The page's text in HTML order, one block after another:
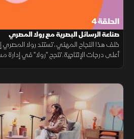
الحلقة 4
صناعة الرسائل البصرية مع رولا المصري
خلف هذا النجاح المهني، تستند رولا
أعلى درجات الإنتاجية. تنجح "رولا" في